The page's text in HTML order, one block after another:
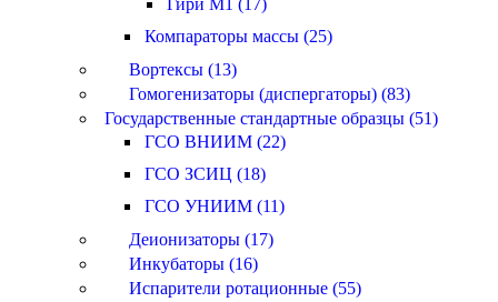
Гири M1 (17)
Компараторы массы (25)
Вортексы (13)
Гомогенизаторы (диспергаторы) (83)
Государственные стандартные образцы (51)
ГСО ВНИИМ (22)
ГСО ЗСИЦ (18)
ГСО УНИИМ (11)
Деионизаторы (17)
Инкубаторы (16)
Испарители ротационные (55)